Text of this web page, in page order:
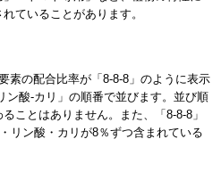
ていることがあります。
素の配合比率が「8-8-8」のように表示
ン酸-カリ」の順番で並びます。並び順
ことはありません。また、「8-8-8」
リン酸・カリが8％ずつ含まれている